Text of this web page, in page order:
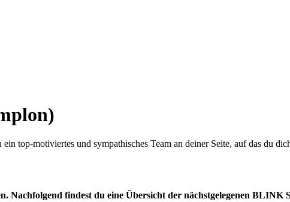
top-motiviertes und sympathisches Team an deiner Seite, auf das du
Nachfolgend findest du eine Übersicht der nächstgelegenen BLINK